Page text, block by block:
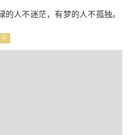
的人不迷茫，有梦的人不孤独。